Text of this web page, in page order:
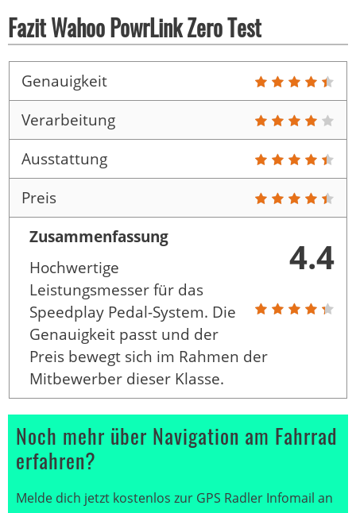
Fazit Wahoo PowrLink Zero Test
Genauigkeit
Verarbeitung
Ausstattung
Preis
4.4
Zusammenfassung
Hochwertige
Leistungsmesser für das
Speedplay Pedal-System. Die
Genauigkeit passt und der
Preis bewegt sich im Rahmen der
Mitbewerber dieser Klasse.
Noch mehr über Navigation am Fahrrad
erfahren?
Melde dich jetzt kostenlos zur GPS Radler Infomail an